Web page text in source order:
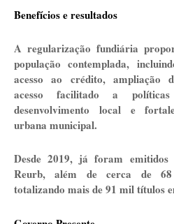
Benefícios e resultados
A regularização fundiária
população contemplada,
acesso ao crédito, ampliação
acesso facilitado a
desenvolvimento local e
urbana municipal.
Desde 2019, já foram
Reurb, além de cerca de
totalizando mais de 91 mil títulos